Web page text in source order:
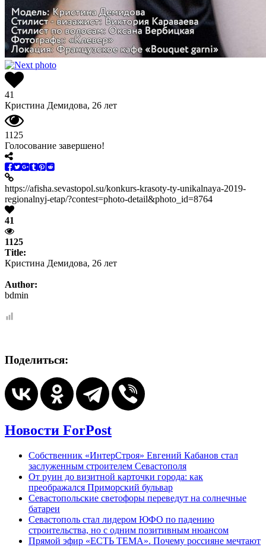
41
Кристина Демидова, 26 лет
1125
Голосование завершено!
https://afisha.sevastopol.su/konkurs-krasoty-ty-unikalnaya-2019-
regionalnyj-etap/?contest=photo-detail&photo_id=8764
41
1125
Title:
Кристина Демидова, 26 лет
Author:
bdmin
Поделиться:
Новости ForPost
Собственник «ИнтерСтроя» Евгений Кабанов стал
заслуженным строителем Севастополя
От руин до визитной карточки города: как
преображался Приморский бульвар
Севастопольские светофоры переведут на солнечные
батареи
Севастополь стал лидером ЮФО по падению
строительства, но с одним позитивным нюансом
Прямой эфир «ЕСТЬ ТЕМА». Почему россияне мечтают